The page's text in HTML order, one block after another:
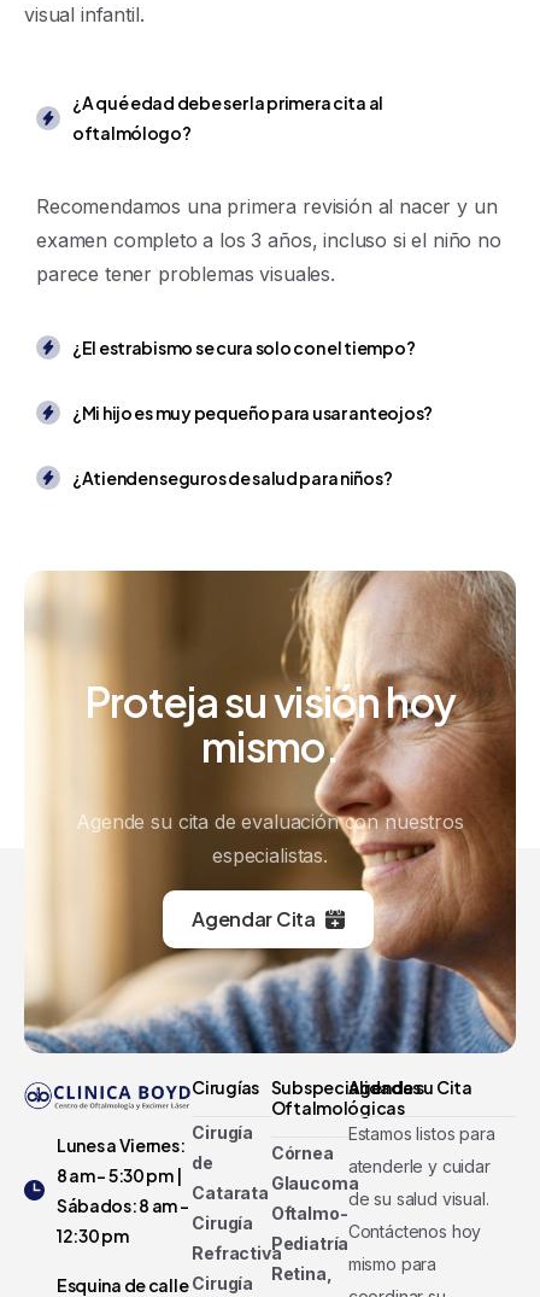
visual infantil.
¿A qué edad debe ser la primera cita al
oftalmólogo?
Recomendamos una primera revisión al nacer y un
examen completo a los 3 años, incluso si el niño no
parece tener problemas visuales.
¿El estrabismo se cura solo con el tiempo?
¿Mi hijo es muy pequeño para usar anteojos?
¿Atienden seguros de salud para niños?
Protejasuvisiónhoy
mismo.
Agende su cita de evaluación con nuestros
especialistas.
Agendar Cita
Lunes a Viernes:
8 am - 5:30 pm |
Sábados: 8 am -
12:30 pm
Esquina de calle
Cirugías
Cirugía
de
Catarata
Cirugía
Refractiva
Cirugía
Subspecialidades
Oftalmológicas
Córnea
Glaucoma
Oftalmo-
Pediatría
Retina,
Agenda su Cita
Estamos listos para
atenderle y cuidar
de su salud visual.
Contáctenos hoy
mismo para